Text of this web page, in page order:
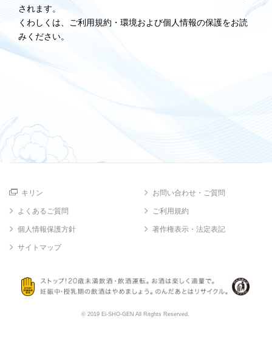
されます。
くわしくは、ご利用規約・環境および個人情報の保護をお読
みください。
キリン お問い合わせ・ご質問
よくあるご質問 ご利用規約
個人情報保護方針 著作権表示・法定表記
サイトマップ
© 2019 Ei-SHO-GEN All Ritghts Reserved.